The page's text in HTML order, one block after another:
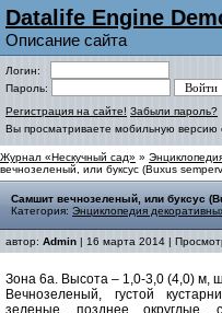
Datalife Engine
Описание сайта
Логин:
Пароль:
Регистрация на сайте! Забыли пароль?
Вы просматриваете мобильную версию
Журнал «Нескучный сад» »
вечнозеленый, или буксус (Buxus
Самшит вечнозеленый, или буксус
Категория: Энциклопедия
автор: Admin | 16 марта 2014 |
Зона 6а. Высота – 1,0-3,0 (4,0) м,
Вечнозеленый, густой
зеленые, позднее округлые,